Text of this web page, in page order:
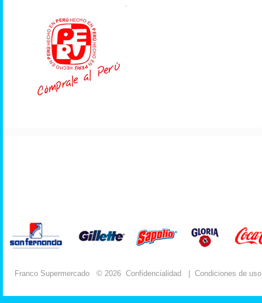
.
Franco Supermercado © 2026 Confidencialidad Condiciones de uso